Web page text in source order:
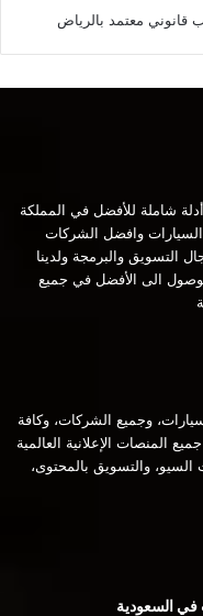
معتمد بالرياض
شاملة للأفضل في المملكة
وافضل الشركات
التسويق والبرمجة ولدينا
الى الأفضل في جميع
وجميع الشركات، وكافة
المنصات الإعلانية العالمية
والتسويق بالمحتوى،
السعودية